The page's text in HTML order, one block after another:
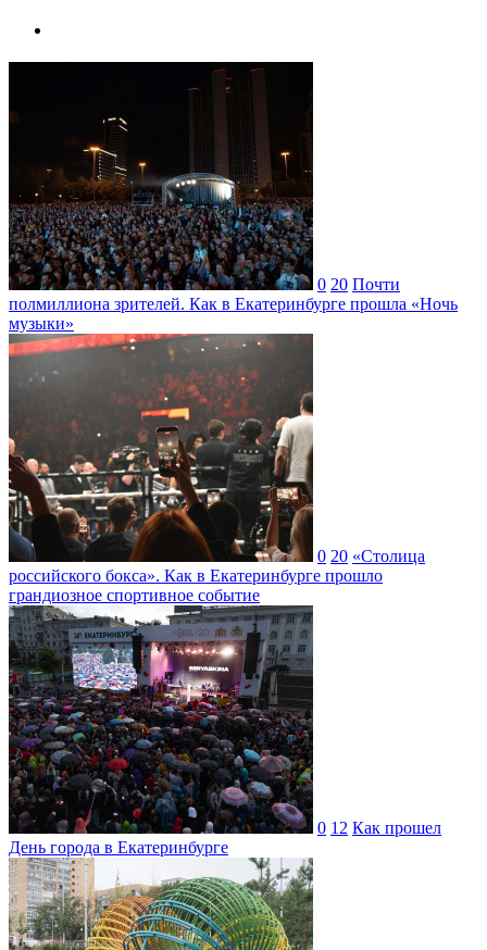
0 20 Почти
полмиллиона зрителей. Как в Екатеринбурге прошла «Ночь
музыки»
0 20 «Столица
российского бокса». Как в Екатеринбурге прошло
грандиозное спортивное событие
0 12 Как прошел
День города в Екатеринбурге